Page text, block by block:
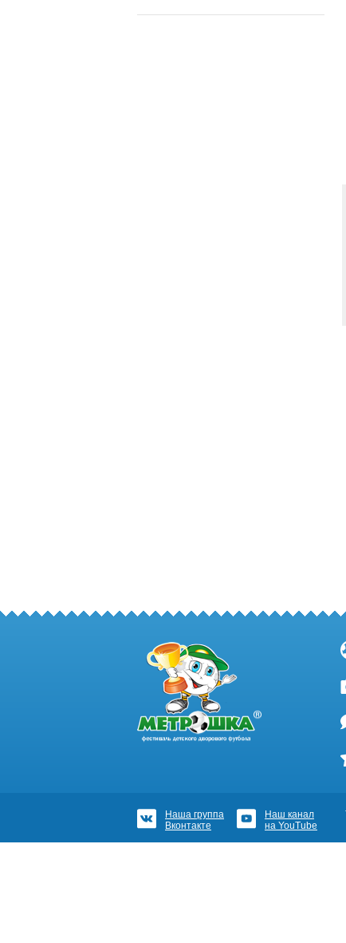
Наша группа
Вконтакте
Наш канал
на YouTube